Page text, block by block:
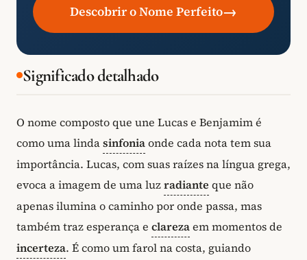
Descobrir o Nome Perfeito→
Significado detalhado
O nome composto que une Lucas e Benjamim é
como uma lindasinfoniaonde cada nota tem sua
importância. Lucas, com suas raízes na língua grega,
evoca a imagem de uma luzradiante que não
apenas ilumina o caminho por onde passa, mas
também traz esperança e clarezaem momentos de
incerteza. É como um farol na costa, guiando